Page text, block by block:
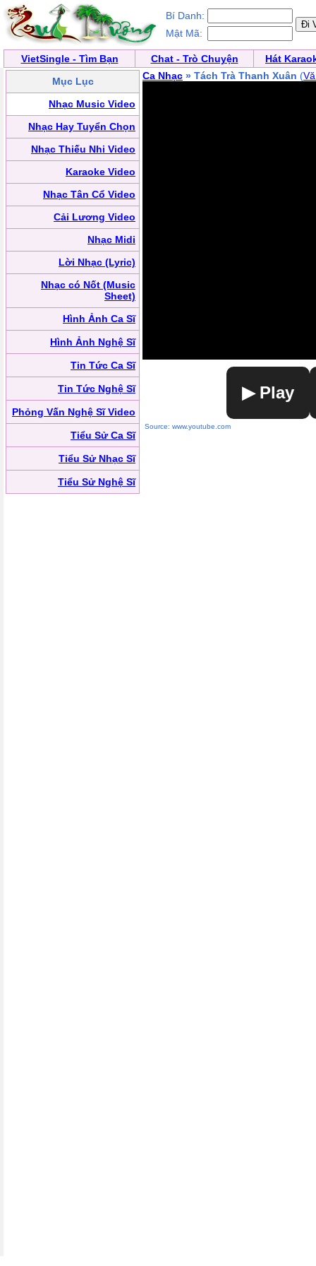
Bí Danh:
Mật Mã:
VietSingle - Tìm Bạn Chat - Trò Chuyện
Hát
Mục Lục
Nhạc Music Video
Nhạc Hay Tuyển Chọn
Nhạc Thiếu Nhi Video
Karaoke Video
Nhạc Tân Cổ Video
Cải Lương Video
Nhạc Midi
Lời Nhạc (Lyric)
Nhạc có Nốt (Music
Sheet)
Hình Ảnh Ca Sĩ
Hình Ảnh Nghệ Sĩ
Tin Tức Ca Sĩ
Tin Tức Nghệ Sĩ
Phỏng Vấn Nghệ Sĩ Video
Tiểu Sử Ca Sĩ
Tiểu Sử Nhạc Sĩ
Tiểu Sử Nghệ Sĩ
Ca Nhạc » Tách Trà Thanh Xuân (
▶ Play
Source: www.youtube.com